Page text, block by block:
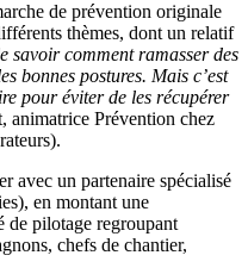
de prévention originale
thèmes, dont un relatif
savoir comment ramasser des
bonnes postures. Mais c’est
pour éviter de les récupérer
animatrice Prévention chez
avec un partenaire spécialisé
en montant une
de pilotage regroupant
chefs de chantier,